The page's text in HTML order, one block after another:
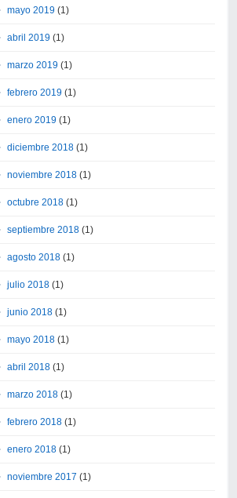
mayo 2019 (1)
abril 2019 (1)
marzo 2019 (1)
febrero 2019 (1)
enero 2019 (1)
diciembre 2018(1)
noviembre 2018(1)
octubre 2018(1)
septiembre 2018(1)
agosto 2018(1)
julio 2018(1)
junio 2018(1)
mayo 2018(1)
abril 2018(1)
marzo 2018(1)
febrero 2018(1)
enero 2018(1)
noviembre 2017 (1)